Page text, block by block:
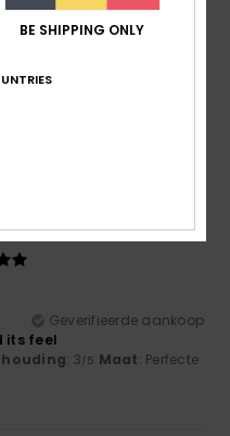
Geverifieerde aankoop
Geverifieerde aankoop
its feel
: 3/5 Maat: Perfecte
BE SHIPPING ONLY